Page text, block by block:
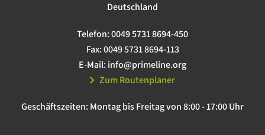
Deutschland
Telefon:0049 5731 8694-450
Fax:0049 5731 8694-113
E-Mail: info@primeline.org
Zum Routenplaner
Geschäftszeiten: Montag bis Freitag von 8:00 - 17:00 Uhr